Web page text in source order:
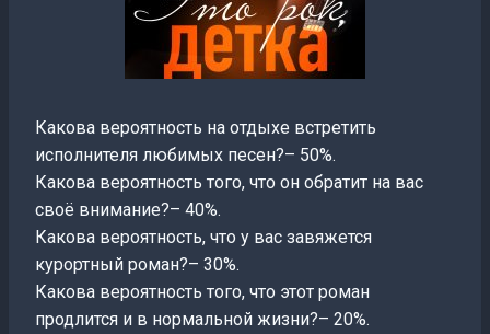
Какова вероятность на отдыхе встретить
исполнителя любимых песен?– 50%.
Какова вероятность того, что он обратит на вас
своё внимание?– 40%.
Какова вероятность, что у вас завяжется
курортный роман?– 30%.
Какова вероятность того, что этот роман
продлится и в нормальной жизни?– 20%.